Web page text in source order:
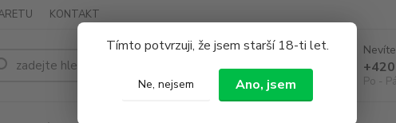
Tímto potvrzuji, že jsem starší 18-ti let.
Ne, nejsem Ano, jsem
KONTAKT
Hledat
Po -